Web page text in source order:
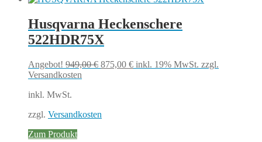
Husqvarna Heckenschere
522HDR75X
Angebot! 949,00€ Ursprünglicher
875,00 €Aktueller
inkl. 19% MwSt. zzgl.
Versandkosten
inkl. MwSt.
zzgl. Versandkosten
Zum Produkt